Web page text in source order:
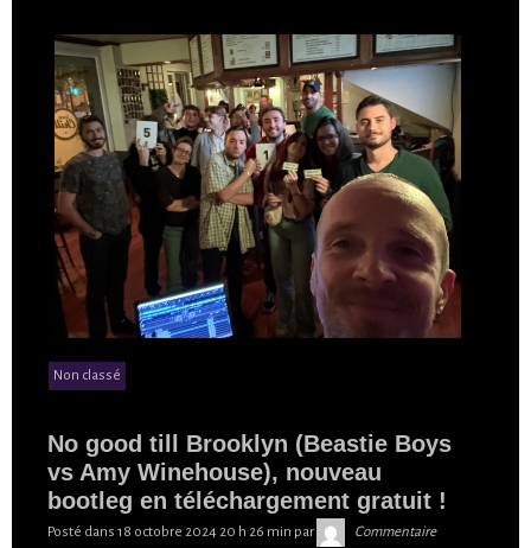
Non classé
No good till Brooklyn (Beastie Boys
vs Amy Winehouse), nouveau
bootleg en téléchargement gratuit !
Posté dans 18 octobre 2024 20 h 26 min par Skibilibop
Commentaire